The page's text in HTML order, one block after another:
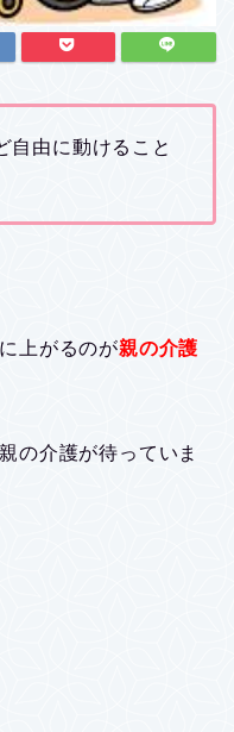
自由に動けること
上がるのが親の介護
の介護が待っていま